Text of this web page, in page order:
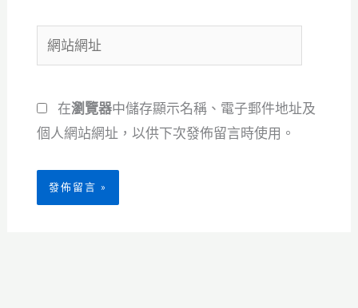
件
地
*
網
站
址
在瀏覽器中儲存顯示名稱、電子郵件地址及
個人網站網址，以供下次發佈留言時使用。